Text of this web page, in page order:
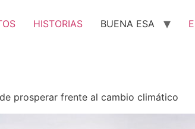
HISTORIAS BUENA ESA
prosperar frente al cambio climático